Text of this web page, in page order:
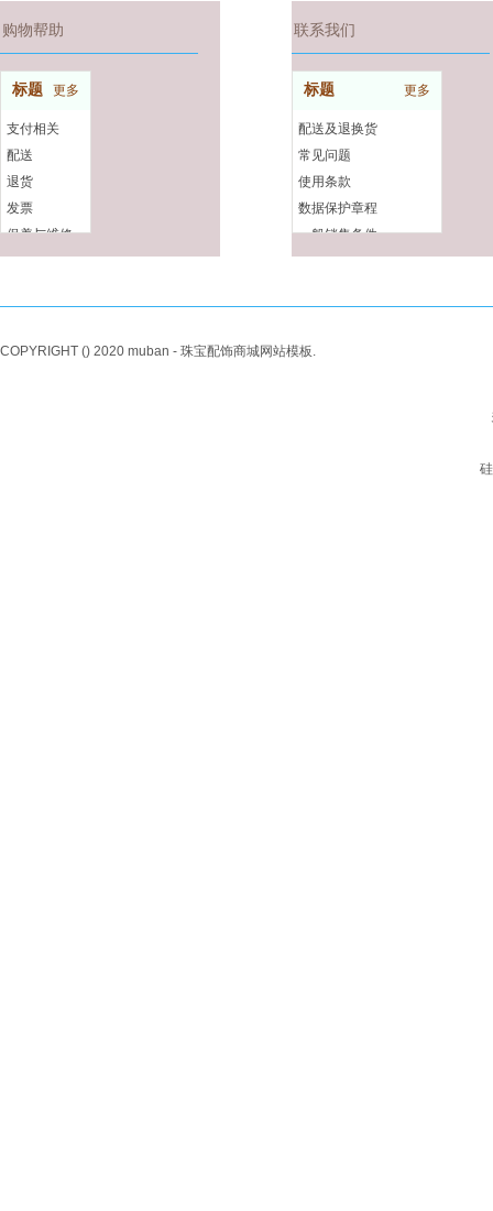
标题 更多
支付相关
配送
退货
发票
保养与维修
购物帮助
标题 更多
配送及退换货
常见问题
使用条款
数据保护章程
一般销售条件
联系我们
COPYRIGHT () 2020 muban - 珠宝配饰商城网站模板.